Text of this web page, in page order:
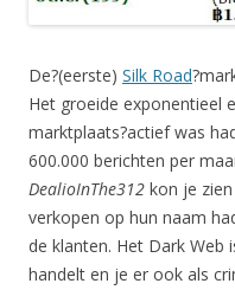
De?(eerste) Silk Road
Het groeide exponentieel
marktplaats?actief was
600.000 berichten per
DealioInThe312 kon je
verkopen op hun naam
de klanten. Het Dark Web
handelt en je er ook als